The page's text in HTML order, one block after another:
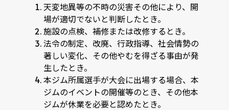
天変地異等の不時の災害その他により、開
場が適切でないと判断したとき。
施設の点検、補修または改修するとき。
法令の制定、改廃、行政指導、社会情勢の
著しい変化、その他やむを得ざる事由が発
生したとき。
本ジム所属選手が大会に出場する場合、本
ジムのイベントの開催等のとき、その他本
ジムが休業を必要と認めたとき。